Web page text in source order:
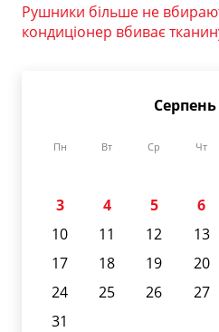
Рушники більше не
кондиціонер вбиває
Серпень
Пн Вт Ср Чт
3
4 5 6
10
11 12 13
17
18 19 20
24
25 26 27
31